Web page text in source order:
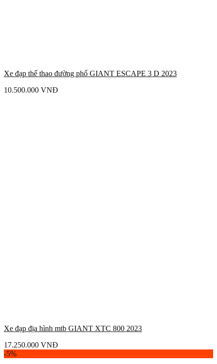
Xe đạp thể thao đường phố GIANT ESCAPE 3 D 2023
10.500.000 VNĐ
Xe đạp địa hình mtb GIANT XTC 800 2023
17.250.000 VNĐ
-5%